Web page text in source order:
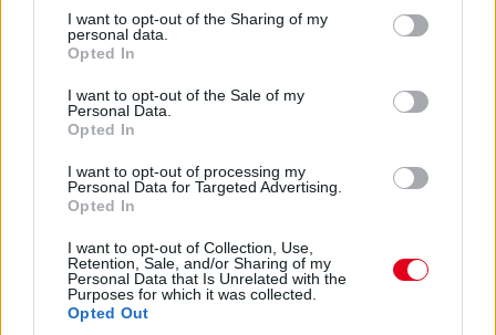
not limited to your visit or usage behaviour. You may click to
grant or deny consent to Google and its third-party tags to
use your data for below specified purposes in below Google
consent section.
I want to opt-out of the Sharing of my
personal data.
Opted In
I want to opt-out of the Sale of my
Personal Data.
Opted In
I want to opt-out of processing my
Personal Data for Targeted Advertising.
Opted In
I want to opt-out of Collection, Use,
Retention, Sale, and/or Sharing of my
Personal Data that Is Unrelated with the
Purposes for which it was collected.
Opted Out
estek ki, de semmi jele nincs annak, hogy ez az autó még
megmozdulna. Maradtak 45-en.
Akárhogy számolom, a két WRT-nek még két-két
kiállása lesz, hacsak nem jön egy hosszabb megszakítás,
lassú zóna, safety car, vagy ilyesmi.